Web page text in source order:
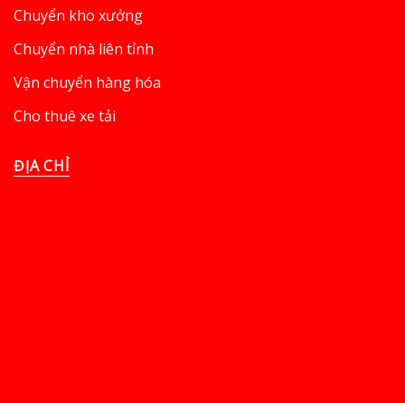
Chuyển kho xưởng
Chuyển nhà liên tỉnh
Vận chuyển hàng hóa
Cho thuê xe tải
ĐỊA CHỈ